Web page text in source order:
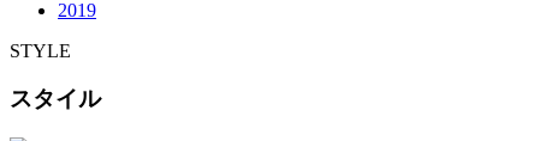
2019
STYLE
スタイル